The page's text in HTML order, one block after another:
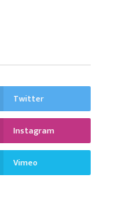
Twitter
Instagram
Vimeo